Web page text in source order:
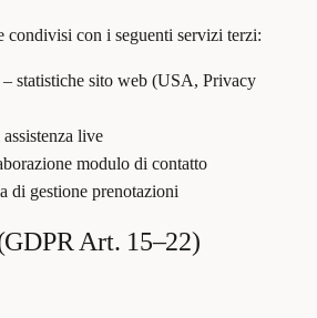
condivisi con i seguenti servizi terzi:
– statistiche sito web (USA, Privacy
live
modulo di contatto
di gestione prenotazioni
Art. 15–22)